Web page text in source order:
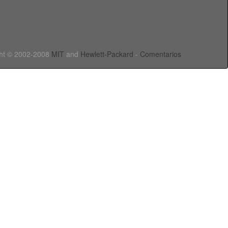
© 2002-2008 MIT and Hewlett-Packard - Comentarios